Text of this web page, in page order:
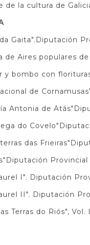
la cultura de
Gaita".Diputación
de Aires populares
y bombo con
de
Antonia de
do
das
Provincial
I". Diputación
II". Diputación
Terras do Riós",